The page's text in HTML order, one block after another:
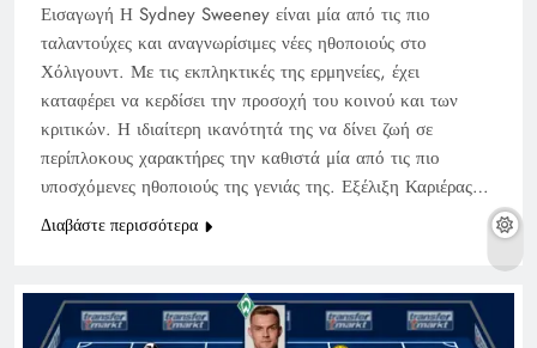
Εισαγωγή Η Sydney Sweeney είναι μία από τις πιο
ταλαντούχες και αναγνωρίσιμες νέες ηθοποιούς στο
Χόλιγουντ. Με τις εκπληκτικές της ερμηνείες, έχει
καταφέρει να κερδίσει την προσοχή του κοινού και των
κριτικών. Η ιδιαίτερη ικανότητά της να δίνει ζωή σε
περίπλοκους χαρακτήρες την καθιστά μία από τις πιο
υποσχόμενες ηθοποιούς της γενιάς της. Εξέλιξη Καριέρας…
Διαβάστε περισσότερα